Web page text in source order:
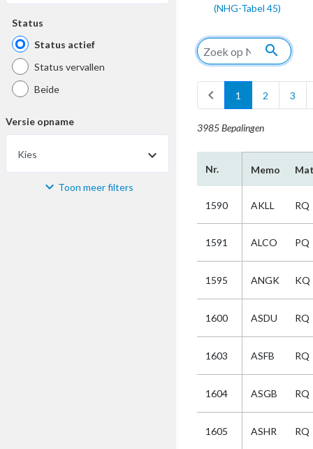
Status
Status actief
Status vervallen
Beide
Versie opname
Kies
Materiaal Toon meer filters
(NHG-Tabel 45)
search
chevron_left 1 2 3
3985 Bepalingen
Nr. Memo
1590 AKLL RQ
1591 ALCO PQ
1595 ANGK KQ
1600 ASDU RQ
1603 ASFB RQ
1604 ASGB RQ
1605 ASHR RQ